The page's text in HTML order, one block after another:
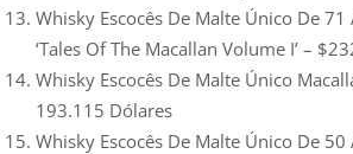
Whisky Escocês De Malte Único De 71
‘Tales Of The Macallan Volume I’ –
Whisky Escocês De Malte Único
193.115 Dólares
Whisky Escocês De Malte Único De 50